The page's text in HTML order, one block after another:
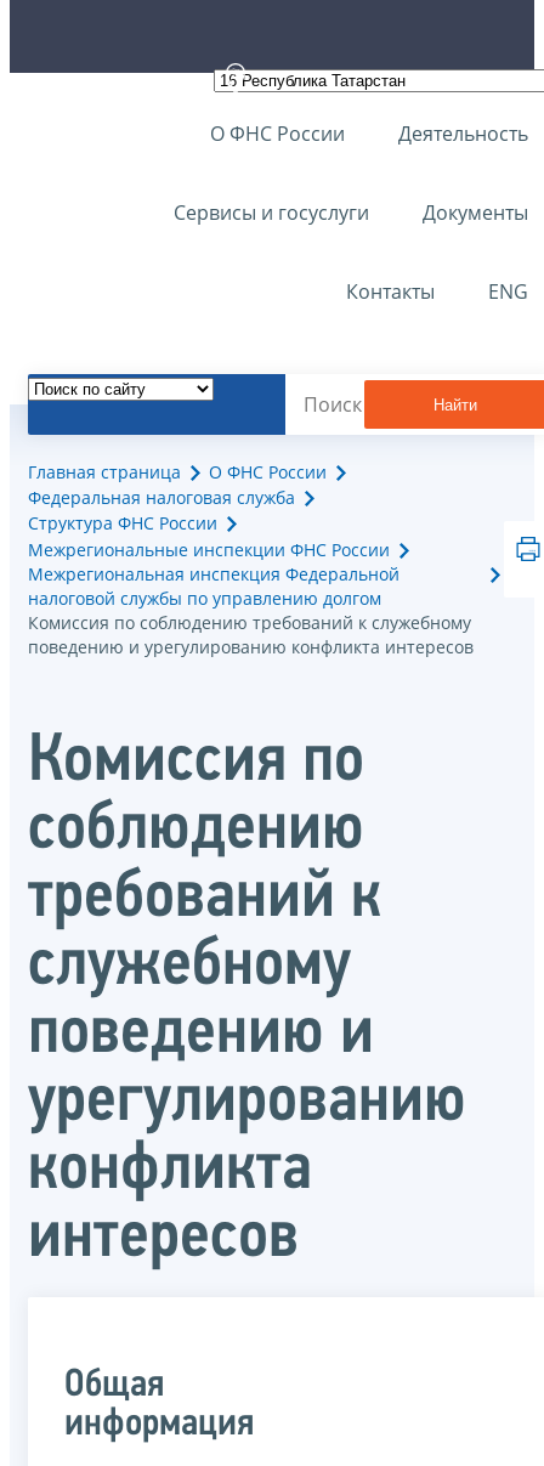
О ФНС России Деятельность
Сервисы и госуслуги Документы
Контакты ENG
Найти
Главная страница
О ФНС России
Федеральная налоговая служба
Структура ФНС России
Межрегиональные инспекции ФНС России
Межрегиональная инспекция Федеральной
налоговой службы по управлению долгом
Комиссия по соблюдению требований к служебному
поведению и урегулированию конфликта интересов
Комиссия по
соблюдению
требований к
служебному
поведению и
урегулированию
конфликта
интересов
Общая
информация